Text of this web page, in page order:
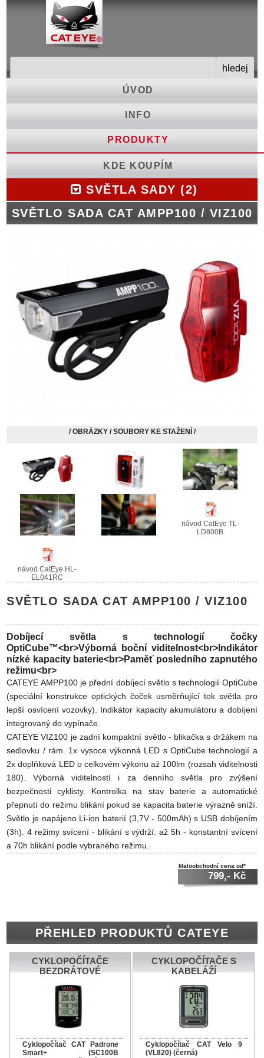
ÚVOD
INFO
PRODUKTY
KDE KOUPÍM
SVĚTLA SADY (2)
SVĚTLO SADA CAT AMPP100 / VIZ100
/ OBRÁZKY / SOUBORY KE STAŽENÍ /
návod CatEye TL-
LD800B
návod CatEye HL-
EL041RC
SVĚTLO SADA CAT AMPP100 / VIZ100
Dobíjecí světla s technologií čočky
OptiCube™<br>Výborná boční viditelnost<br>Indikátor
nízké kapacity baterie<br>Paměť posledního zapnutého
režimu<br>
CATEYE AMPP100 je přední dobíjecí světlo s technologií OptiCube
(speciální konstrukce optických čoček usměrňující tok světla pro
lepší osvícení vozovky). Indikátor kapacity akumulátoru a dobíjení
integrovaný do vypínače.
CATEYE VIZ100 je zadní kompaktní světlo - blikačka s držákem na
sedlovku / rám. 1x vysoce výkonná LED s OptiCube technologií a
2x doplňková LED o celkovém výkonu až 100lm (rozsah viditelnosti
180). Výborná viditelností i za denního světla pro zvýšení
bezpečnosti cyklisty. Kontrolka na stav baterie a automatické
přepnutí do režimu blikání pokud se kapacita baterie výrazně sníží.
Světlo je napájeno Li-ion baterií (3,7V - 500mAh) s USB dobíjením
(3h). 4 režimy svícení - blikání s výdrží: až 5h - konstantní svícení
a 70h blikání podle vybraného režimu.
Maloobchodní cena od*
799,- Kč
PŘEHLED PRODUKTŮ CATEYE
CYKLOPOČÍTAČE
BEZDRÁTOVÉ
Cyklopočítač CAT Padrone
Smart+ (SC100B
CYKLOPOČÍTAČE S
KABELÁŽÍ
Cyklopočítač CAT Velo 9
(VL820) (černá)